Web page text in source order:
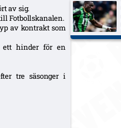
av sig.
Fotbollskanalen.
av kontrakt som
ett hinder för en
tre säsonger i